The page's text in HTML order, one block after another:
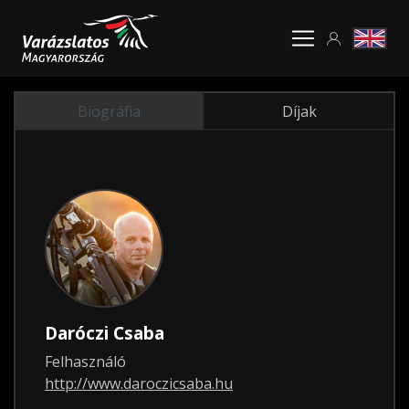
Biográfia Díjak
Daróczi Csaba
Felhasználó
http://www.daroczicsaba.hu